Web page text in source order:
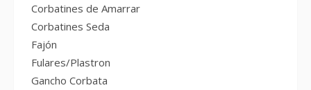
Corbatines de Amarrar
Corbatines Seda
Fajón
Fulares/Plastron
Gancho Corbata